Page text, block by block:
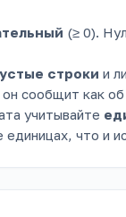
(≥ 0).
строки и
сообщит как
учитывайте
что и